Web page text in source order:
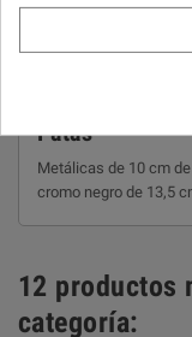
Brazos
Patas
Metálicas de 10 cm
cromo negro de 13,5
12 productos
categoría: